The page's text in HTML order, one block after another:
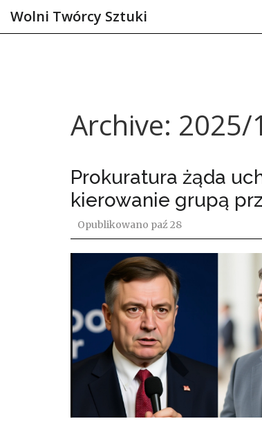
Wolni Twórcy Sztuki
Archive: 2025/
Prokuratura żąda
kierowanie grupą
Opublikowano paź 28